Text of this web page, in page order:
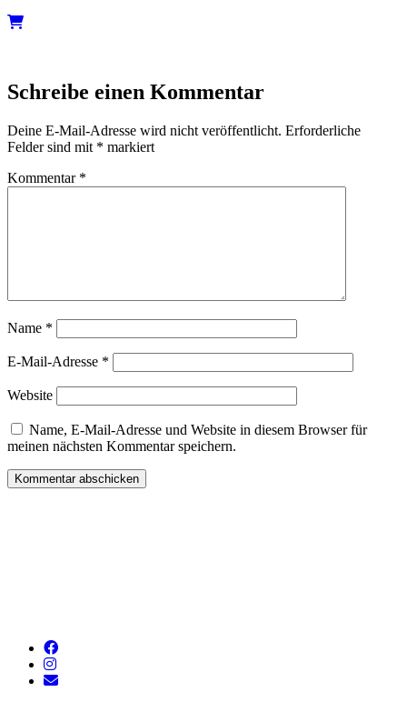
Schreibe einen Kommentar
Deine E-Mail-Adresse wird nicht veröffentlicht. Erforderliche
Felder sind mit * markiert
Kommentar *
Name *
E-Mail-Adresse *
Website
Name, E-Mail-Adresse und Website in diesem Browser für
meinen nächsten Kommentar speichern.